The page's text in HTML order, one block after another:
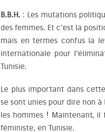
B.B.H. : Les mutations
des femmes. Et c’est la
mais en termes confus la
internationale pour
Tunisie.
Le plus important dans
se sont unies pour dire non
les hommes ! Maintenant,
féministe, en Tunisie.